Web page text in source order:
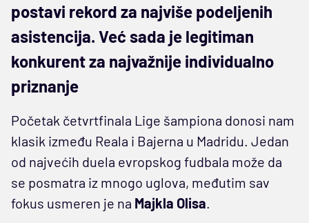
postavi rekord za najviše podeljenih
asistencija. Već sada je legitiman
konkurent za najvažnije individualno
priznanje
Početak četvrtfinala Lige šampiona donosi nam
klasik između Reala i Bajerna u Madridu. Jedan
od najvećih duela evropskog fudbala može da
se posmatra iz mnogo uglova, međutim sav
fokus usmeren je na Majkla Olisa.